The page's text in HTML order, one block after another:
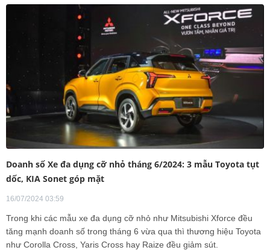
Doanh số Xe đa dụng cỡ nhỏ tháng 6/2024: 3 mẫu Toyota tụt
dốc, KIA Sonet góp mặt
16/07/2024 03:59
Trong khi các mẫu xe đa dụng cỡ nhỏ như Mitsubishi Xforce đều
tăng mạnh doanh số trong tháng 6 vừa qua thì thương hiệu Toyota
như Corolla Cross, Yaris Cross hay Raize đều giảm sút.